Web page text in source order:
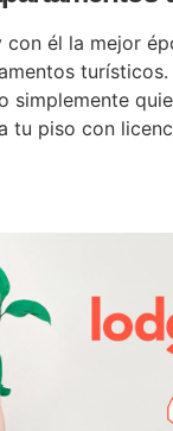
con él la mejor
turísticos.
simplemente
tu piso con